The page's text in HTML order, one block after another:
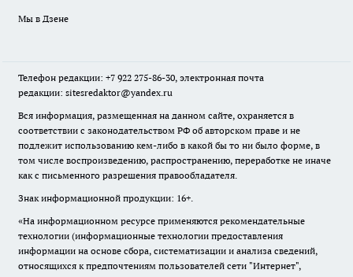
Мы в Дзене
Телефон редакции: +7 922 275-86-30, электронная почта
редакции: sitesredaktor@yandex.ru
Вся информация, размещенная на данном сайте, охраняется в
соответствии с законодательством РФ об авторском праве и не
подлежит использованию кем-либо в какой бы то ни было форме, в
том числе воспроизведению, распространению, переработке не иначе
как с письменного разрешения правообладателя.
Знак информационной продукции: 16+.
«На информационном ресурсе применяются рекомендательные
технологии (информационные технологии предоставления
информации на основе сбора, систематизации и анализа сведений,
относящихся к предпочтениям пользователей сети "Интернет",